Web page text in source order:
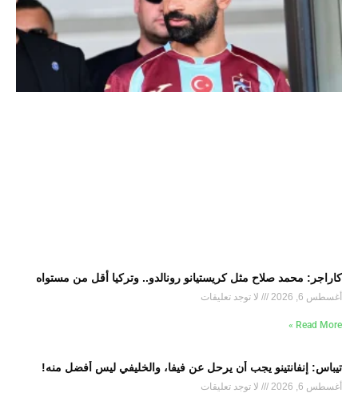
كاراجر: محمد صلاح مثل كريستيانو رونالدو.. وتركيا أقل من مستواه
أغسطس 6, 2026 لا توجد تعليقات
Read More »
تيباس: إنفانتينو يجب أن يرحل عن فيفا، والخليفي ليس أفضل منه!
أغسطس 6, 2026 لا توجد تعليقات